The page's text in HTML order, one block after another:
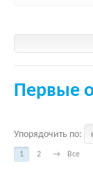
Первые
Упорядочить по:
1 2 → Все